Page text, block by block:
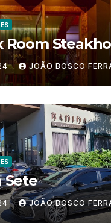
Room
JOÃO BOSCO
Sete
JOÃO BOSCO